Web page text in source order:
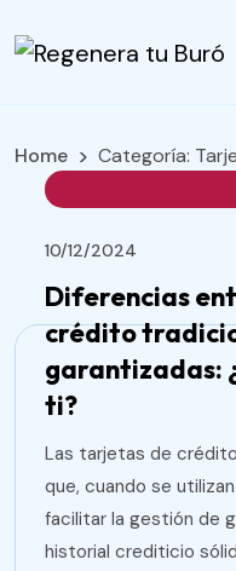
Home Categoría:
10/12/2024
Diferencias
crédito
garantizadas:
ti?
Las tarjetas de
que, cuando se
facilitar la gestión de
historial crediticio